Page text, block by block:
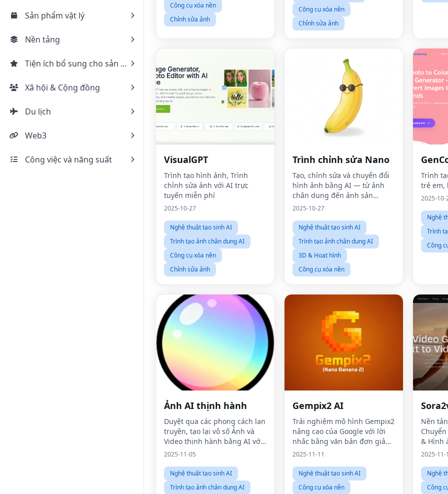
Sản phẩm vật lý
Nền tảng
Tiện ích bổ sung cho sản phẩm
Xã hội & Cộng đồng
Du lịch
Web3
Công việc và năng suất
Công cụ xóa nền
Chỉnh sửa ảnh
Công cụ xóa nền
Chỉnh sửa ảnh
VisualGPT
Trình tạo hình ảnh, Trình
chỉnh sửa ảnh với AI trực
tuyến miễn phí
2025-10-27
Nghệ thuật tạo sinh AI
Trình tạo ảnh chân dung AI
Công cụ xóa nền
Chỉnh sửa ảnh
Trình chỉnh sửa Nano
Tạo, chỉnh sửa và chuyển đổi
hình ảnh bằng AI — từ ảnh
chân dung đến ảnh sản
phẩm.NanoEditor mang đến
như studio chỉ trong vài giây
mà không cần kỹ năng thiết
kế.
2025-10-27
Nghệ thuật tạo sinh AI
Trình tạo ảnh chân dung AI
3D & Hoạt hình
Công cụ xóa nền
Trình
trẻ em,
2025-10-
Nghệ
Trình
Công
Ảnh AI thịnh hành
Duyệt qua các phong cách lan
truyền, tạo lại vô số Ảnh và
Video thịnh hành bằng AI với
các mẫu trong tầm tay bạn.
2025-11-05
Nghệ thuật tạo sinh AI
Trình tạo ảnh chân dung AI
Gempix2 AI
Trải nghiệm mô hình Gempix2
nâng cao của Google với lời
nhắc bằng văn bản đơn giản
và tối đa 9 hình ảnh tham
tượng, nhất quán.
2025-11-11
Nghệ thuật tạo sinh AI
Công cụ xóa nền
Nền
& Hình
2025-11-
Nghệ
Công